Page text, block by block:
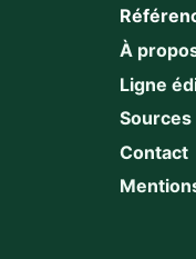
À
Ligne
Sources
Contact